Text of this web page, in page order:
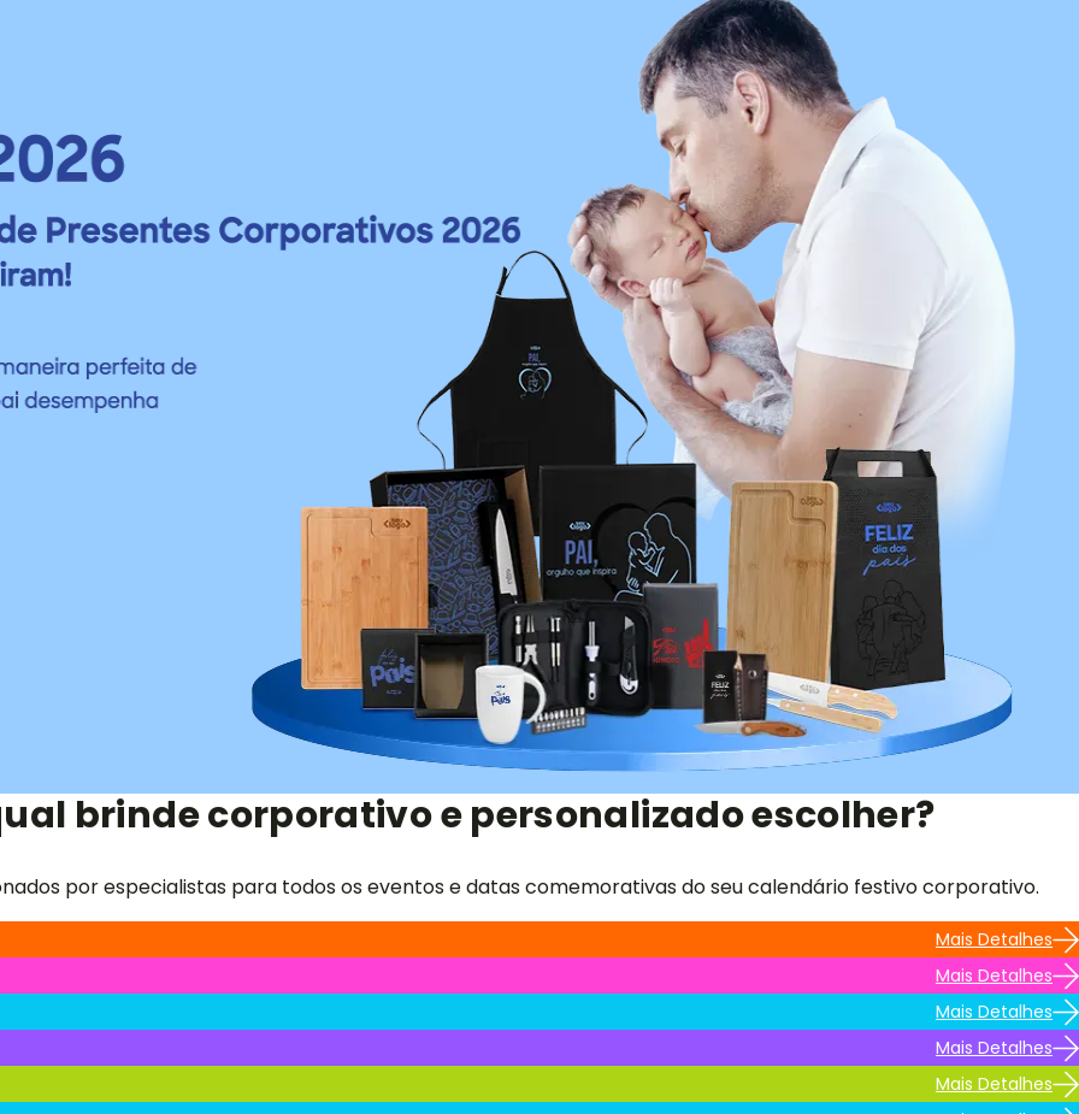
brinde corporativo e personalizado escolher?
por especialistas para todos os eventos e datas comemorativas do seu calendário festivo corporativo.
Mais Detalhes
Mais Detalhes
Mais Detalhes
Mais Detalhes
Mais Detalhes